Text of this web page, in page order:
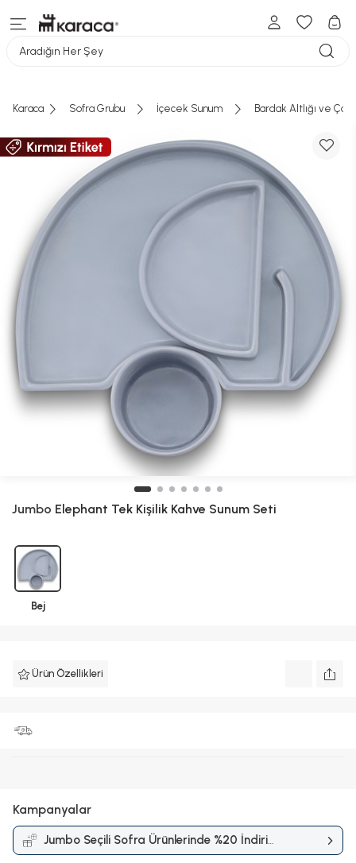
Aradığın Her Şey
Karaca Sofra Grubu İçecek Sunum Bardak Altlığı ve Çay
Jumbo Elephant Tek Kişilik Kahve Sunum Seti
Bej
Ürün Özellikleri
Kampanyalar
Jumbo Seçili Sofra Ürünlerinde %20 İndirim
Kampanyası